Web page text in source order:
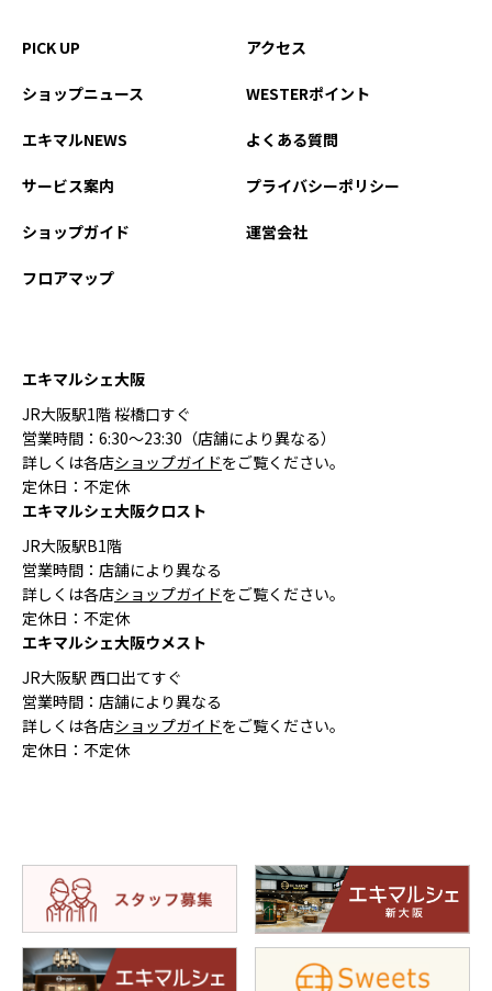
PICK UP
ショップニュース
エキマルNEWS
サービス案内
ショップガイド
フロアマップ
アクセス
WESTERポイント
よくある質問
プライバシーポリシー
運営会社
エキマルシェ大阪
JR大阪駅1階 桜橋口すぐ
営業時間：6:30〜23:30（店舗により異なる）
詳しくは各店ショップガイドをご覧ください。
定休日：不定休
エキマルシェ大阪クロスト
JR大阪駅B1階
営業時間：店舗により異なる
詳しくは各店ショップガイドをご覧ください。
定休日：不定休
エキマルシェ大阪ウメスト
JR大阪駅 西口出てすぐ
営業時間：店舗により異なる
詳しくは各店ショップガイドをご覧ください。
定休日：不定休